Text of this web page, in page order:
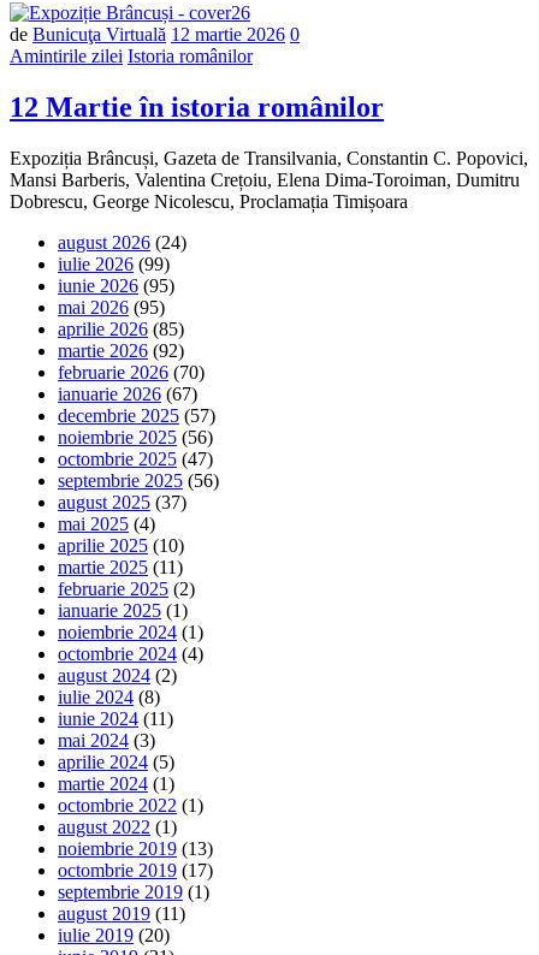
de Bunicuţa Virtuală 12 martie 2026 Număr
0
Amintirile zilei Istoria românilor
12 Martie în istoria românilor
Expoziția Brâncuși, Gazeta de Transilvania, Constantin C. Popovici,
Mansi Barberis, Valentina Crețoiu, Elena Dima-Toroiman, Dumitru
Dobrescu, George Nicolescu, Proclamația Timișoara
august 2026 (24)
iulie 2026 (99)
iunie 2026 (95)
mai 2026 (95)
aprilie 2026 (85)
martie 2026 (92)
februarie 2026 (70)
ianuarie 2026 (67)
decembrie 2025 (57)
noiembrie 2025 (56)
octombrie 2025 (47)
septembrie 2025 (56)
august 2025 (37)
mai 2025 (4)
aprilie 2025 (10)
martie 2025 (11)
februarie 2025 (2)
ianuarie 2025 (1)
noiembrie 2024 (1)
octombrie 2024 (4)
august 2024 (2)
iulie 2024 (8)
iunie 2024 (11)
mai 2024 (3)
aprilie 2024 (5)
martie 2024 (1)
octombrie 2022 (1)
august 2022 (1)
noiembrie 2019 (13)
octombrie 2019 (17)
septembrie 2019 (1)
august 2019 (11)
iulie 2019 (20)